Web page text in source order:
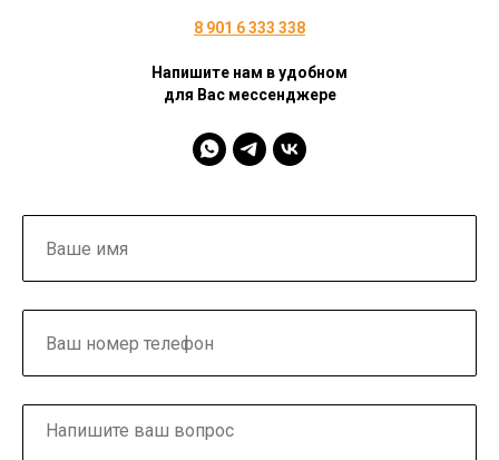
8 901 6 333 338
Напишите нам в удобном
для Вас мессенджере